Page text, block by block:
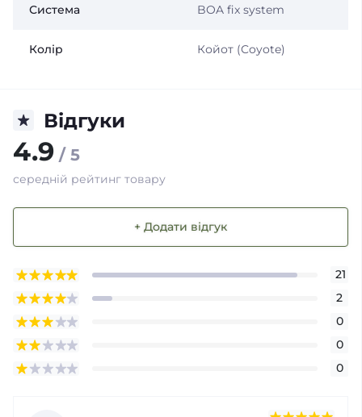
Система BOA fix system
Колір Койот (Coyote)
Відгуки
4.9 / 5
середній рейтинг товару
+ Додати відгук
21
2
0
0
0